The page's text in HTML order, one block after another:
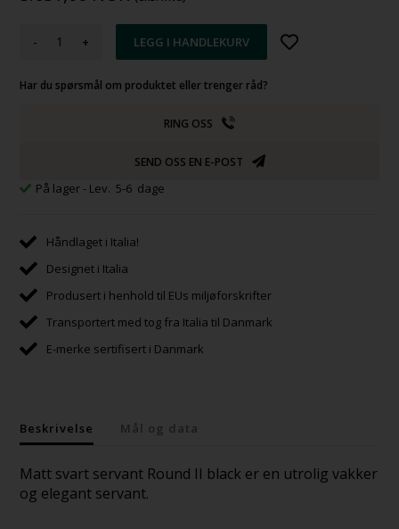
- +
Har du spørsmål om produktet eller trenger råd?
RING OSS
SEND OSS EN E-POST
På lager - Lev. 5-6 dage
Håndlaget i Italia!
Designet i Italia
Produsert i henhold til EUs miljøforskrifter
Transportert med tog fra Italia til Danmark
E-merke sertifisert i Danmark
Beskrivelse Mål og data
Matt svart servant Round II black er en utrolig vakker
og elegant servant.